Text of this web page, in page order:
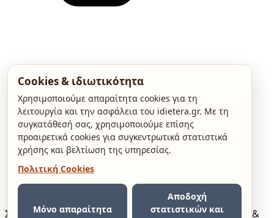
Σχετικά Press KitΌροι χρήσης Πολιτική Απορρήτου &
Cookies & ιδιωτικότητα
Χρησιμοποιούμε απαραίτητα cookies για τη
λειτουργία και την ασφάλεια του idietera.gr. Με τη
συγκατάθεσή σας, χρησιμοποιούμε επίσης
προαιρετικά cookies για συγκεντρωτικά στατιστικά
χρήσης και βελτίωση της υπηρεσίας.
Πολιτική Cookies
Μόνο απαραίτητα
Αποδοχή
στατιστικών και